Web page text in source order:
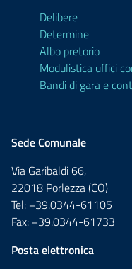
Delibere
Determine
Albo pretorio
Modulistica uffici
Bandi di gara e
Sede Comunale
Via Garibaldi 66,
22018 Porlezza (CO)
Tel: +39.0344-61105
Fax: +39.0344-61733
Posta elettronica